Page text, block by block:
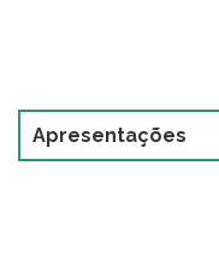
Apresentações